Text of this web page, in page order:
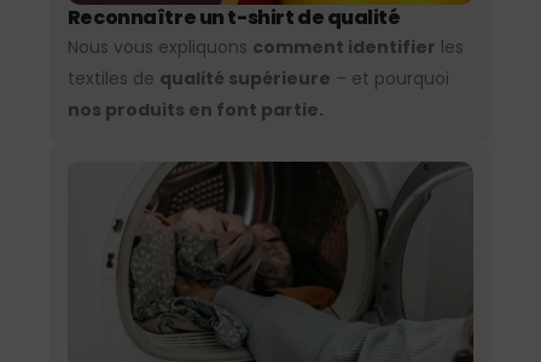
Reconnaître un t-shirt de qualité
Nous vous expliquons comment identifier les
textiles de qualité supérieure – et pourquoi
nos produits en font partie.